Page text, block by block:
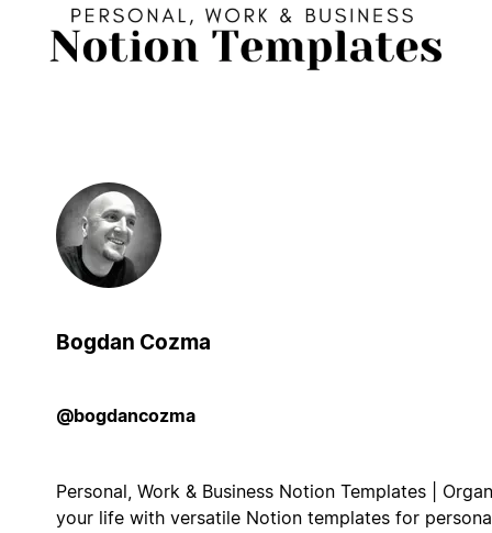
Bogdan Cozma
@bogdancozma
Personal, Work & Business Notion Templates |
your life with versatile Notion templates for